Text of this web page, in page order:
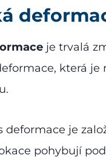
je trvalá
která
deformace je
pohybují